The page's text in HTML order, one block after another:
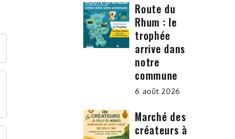
Route du
Rhum : le
trophée
arrive dans
notre
commune
6 août 2026
Marché des
créateurs à